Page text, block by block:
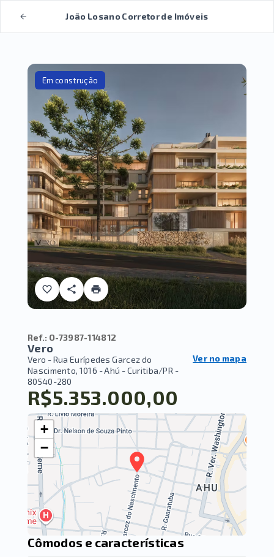
João Losano Corretor de Imóveis
Em construção
Ref.: O-73987-114812
Vero
Vero -Rua Eurípedes Garcez do
Nascimento, 1016 - Ahú - Curitiba/PR -
80540-280
Ver no mapa
R$5.353.000,00
+
−
Cômodos e características